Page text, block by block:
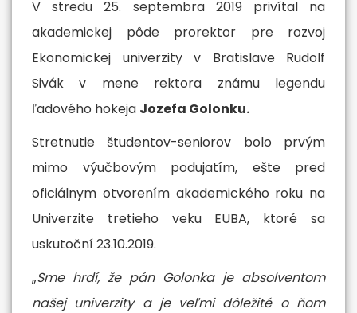
something new"
More
V stredu 25. septembra 2019 privítal na
akademickej pôde prorektor pre rozvoj
Ekonomickej univerzity v Bratislave Rudolf
Sivák v mene rektora známu legendu
ľadového hokeja Jozefa Golonku.
Stretnutie študentov-seniorov bolo prvým
mimo výučbovým podujatím, ešte pred
oficiálnym otvorením akademického roku na
Univerzite tretieho veku EUBA, ktoré sa
uskutoční 23.10.2019.
„Sme hrdí, že pán Golonka je absolventom
našej univerzity a je veľmi dôležité o ňom